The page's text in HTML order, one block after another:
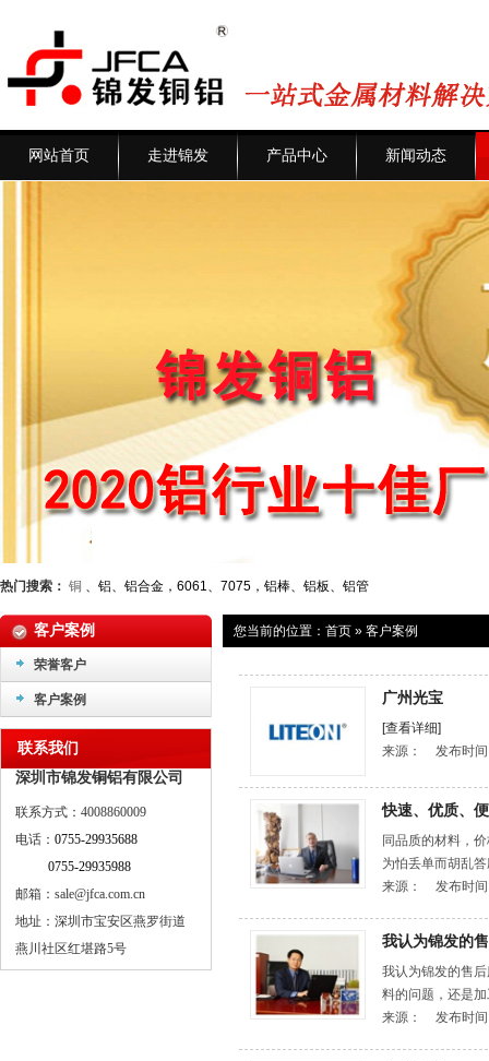
网站首页 走进锦发 产品中心 新闻动态
热门搜索： 铜 、铝、铝合金，6061、7075，铝棒、铝板、铝管
客户案例
荣誉客户
客户案例
联系我们
深圳市锦发铜铝有限公司
联系方式：4008860009
电话： 0755-29935688
0755-29935988
邮箱：sale@jfca.com.cn
地址：深圳市宝安区燕罗街道
燕川社区红堪路5号
您当前的位置： 首页 » 客户案例
广州光宝
[查看详细]
来源：
发布时
快速、优质、
同品质的材料，
为怕丢单而胡乱
来源：
发布时
我认为锦发的
我认为锦发的售
料的问题，还是
来源：
发布时